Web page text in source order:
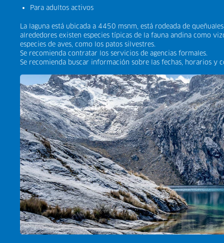
Para adultos activos
La laguna está ubicada a 4450 msnm, está rodeada de
alrededores existen especies típicas de la fauna andina como
especies de aves, como los patos silvestres.
Se recomienda contratar los servicios de agencias formales.
Se recomienda buscar información sobre las fechas, horarios y